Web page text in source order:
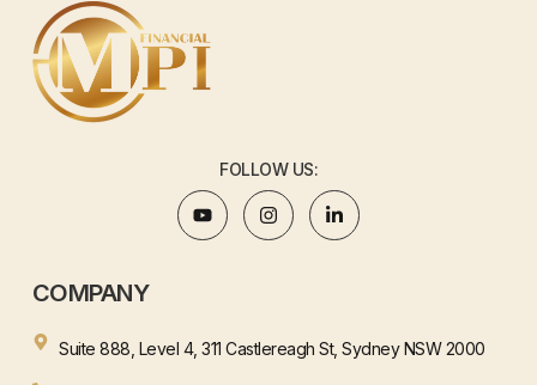
FOLLOW US:
COMPANY
Suite 888, Level 4, 311 Castlereagh St, Sydney NSW 2000